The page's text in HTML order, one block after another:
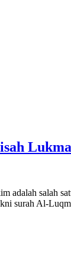
adalah salah
surah Al-